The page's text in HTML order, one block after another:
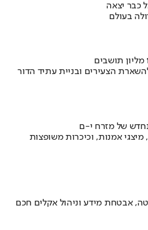
כבר יצאה
בעולם
הצעירים ובניית עתיד הדור
של מזרח י-ם
אמנות, וכיכרות משופצות
אבטחת מידע וניהול אקלים חכם